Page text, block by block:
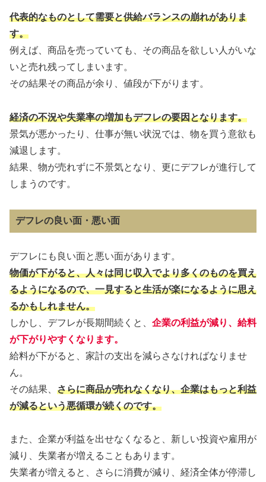
代表的なものとして需要と供給バランスの崩れがありま
す。
例えば、商品を売っていても、その商品を欲しい人がいな
いと売れ残ってしまいます。
その結果その商品が余り、値段が下がります。
経済の不況や失業率の増加もデフレの要因となります。
景気が悪かったり、仕事が無い状況では、物を買う意欲も
減退します。
結果、物が売れずに不景気となり、更にデフレが進行して
しまうのです。
デフレの良い面・悪い面
デフレにも良い面と悪い面があります。
物価が下がると、人々は同じ収入でより多くのものを買え
るようになるので、一見すると生活が楽になるように思え
るかもしれません。
しかし、デフレが長期間続くと、 企業の利益が減り、給料
が下がりやすくなります。
給料が下がると、家計の支出を減らさなければなりませ
ん。
その結果、 さらに商品が売れなくなり、企業はもっと利益
が減るという悪循環が続くのです。
また、企業が利益を出せなくなると、新しい投資や雇用が
減り、失業者が増えることもあります。
失業者が増えると、さらに消費が減り、経済全体が停滞し